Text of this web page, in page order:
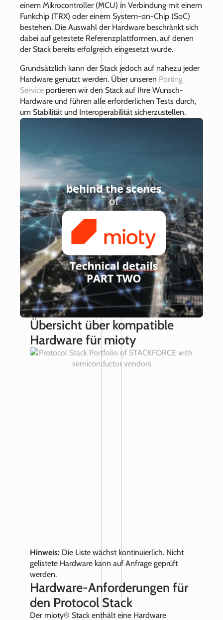
einem Mikrocontroller (MCU) in Verbindung mit einem
Funkchip (TRX) oder einem System-on-Chip (SoC)
bestehen. Die Auswahl der Hardware beschränkt sich
dabei auf getestete Referenzplattformen, auf denen
der Stack bereits erfolgreich eingesetzt wurde.
Grundsätzlich kann der Stack jedoch auf nahezu jeder
Hardware genutzt werden. Über unseren Porting
Service portieren wir den Stack auf Ihre Wunsch-
Hardware und führen alle erforderlichen Tests durch,
um Stabilität und Interoperabilität sicherzustellen.
Übersicht über kompatible
Hardware für mioty
Hinweis: Die Liste wächst kontinuierlich. Nicht
gelistete Hardware kann auf Anfrage geprüft
werden.
Hardware-Anforderungen für
den Protocol Stack
Der mioty® Stack enthält eine Hardware